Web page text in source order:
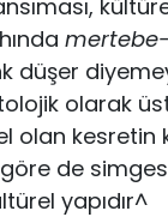
düşer
olarak
olan kesretin
de
yapıdır^